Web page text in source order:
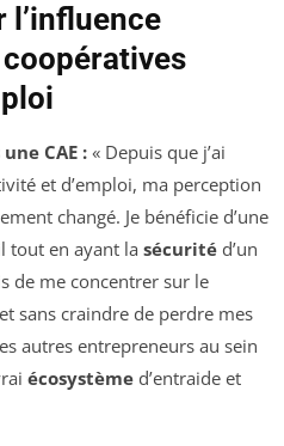
l’influence
CAE : « Depuis que j’ai
et d’emploi, ma perception
changé. Je bénéficie d’une
tout en ayant la sécurité d’un
de me concentrer sur le
sans craindre de perdre mes
autres entrepreneurs au sein
écosystème d’entraide et